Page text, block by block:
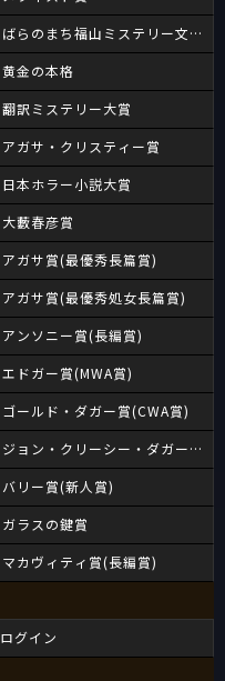
ばらのまち福山ミステリー文学新
黄金の本格
翻訳ミステリー大賞
アガサ・クリスティー賞
日本ホラー小説大賞
大藪春彦賞
アガサ賞(最優秀長篇賞)
アガサ賞(最優秀処女長篇賞)
アンソニー賞(長編賞)
エドガー賞(MWA賞)
ゴールド・ダガー賞(CWA賞)
ジョン・クリーシー・ダガー賞
バリー賞(新人賞)
ガラスの鍵賞
マカヴィティ賞(長編賞)
ログイン